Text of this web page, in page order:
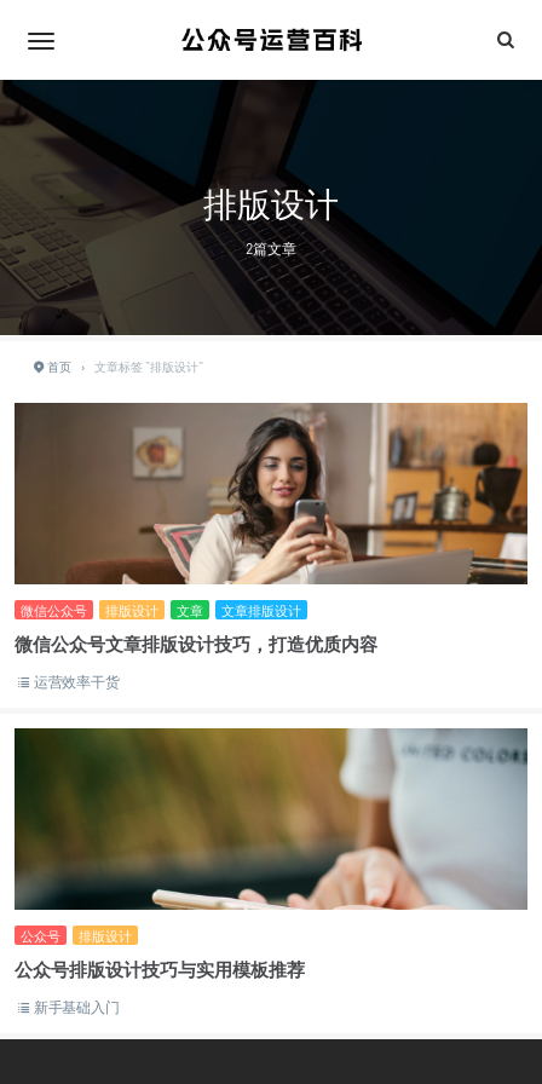
排版设计
2篇文章
首页 › 文章标签 "排版设计"
微信公众号 排版设计 文章 文章排版设计
微信公众号文章排版设计技巧，打造优质内容
运营效率干货
公众号 排版设计
公众号排版设计技巧与实用模板推荐
新手基础入门